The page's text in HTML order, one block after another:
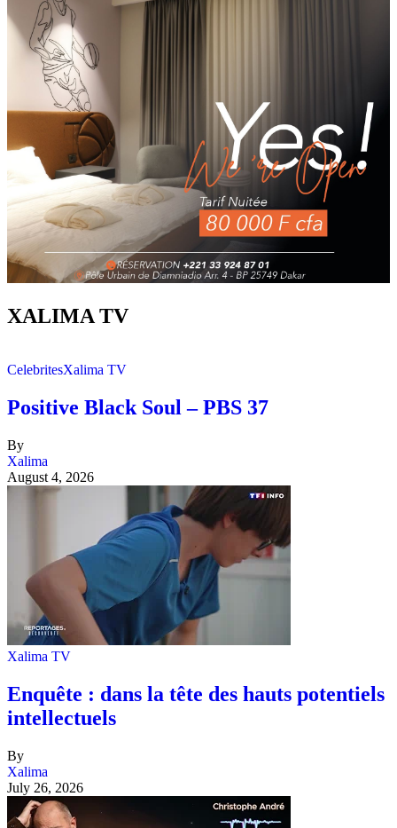
XALIMA TV
CelebritesXalima TV
Positive Black Soul – PBS 37
By
Xalima
August 4, 2026
Xalima TV
Enquête : dans la tête des hauts potentiels
intellectuels
By
Xalima
July 26, 2026